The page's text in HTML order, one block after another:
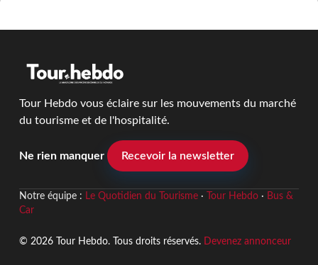
Tour Hebdo vous éclaire sur les mouvements du marché
du tourisme et de l'hospitalité.
Ne rien manquer Recevoir la newsletter
Notre équipe : Le Quotidien du Tourisme· Tour Hebdo· Bus &
Car
© 2026 Tour Hebdo. Tous droits réservés. Devenez annonceur